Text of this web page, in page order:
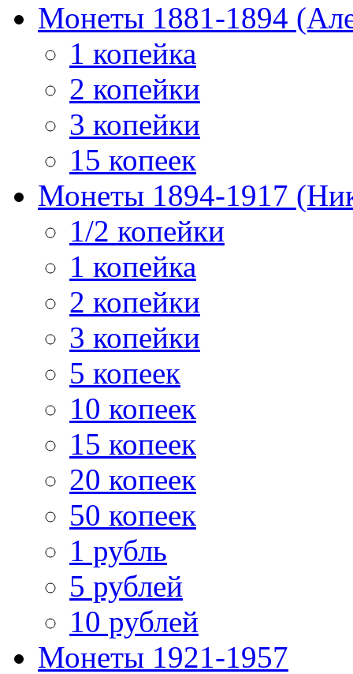
Монеты 1881-1894
1 копейка
2 копейки
3 копейки
15 копеек
Монеты 1894-1917
1/2 копейки
1 копейка
2 копейки
3 копейки
5 копеек
10 копеек
15 копеек
20 копеек
50 копеек
1 рубль
5 рублей
10 рублей
Монеты 1921-1957